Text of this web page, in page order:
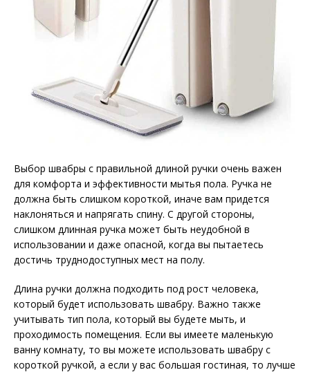
Выбор швабры с правильной длиной ручки очень важен
для комфорта и эффективности мытья пола. Ручка не
должна быть слишком короткой, иначе вам придется
наклоняться и напрягать спину. С другой стороны,
слишком длинная ручка может быть неудобной в
использовании и даже опасной, когда вы пытаетесь
достичь труднодоступных мест на полу.
Длина ручки должна подходить под рост человека,
который будет использовать швабру. Важно также
учитывать тип пола, который вы будете мыть, и
проходимость помещения. Если вы имеете маленькую
ванну комнату, то вы можете использовать швабру с
короткой ручкой, а если у вас большая гостиная, то лучше